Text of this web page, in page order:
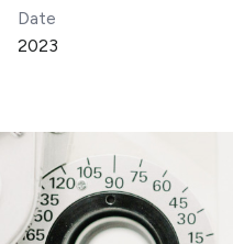
Date
2023